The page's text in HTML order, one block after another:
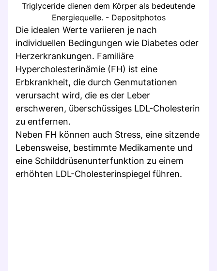
Triglyceride dienen dem Körper als bedeutende
Energiequelle. - Depositphotos
Die idealen Werte variieren je nach
individuellen Bedingungen wie Diabetes oder
Herzerkrankungen. Familiäre
Hypercholesterinämie (FH) ist eine
Erbkrankheit, die durch Genmutationen
verursacht wird, die es der Leber
erschweren, überschüssiges LDL-Cholesterin
zu entfernen.
Neben FH können auch Stress, eine sitzende
Lebensweise, bestimmte Medikamente und
eine Schilddrüsenunterfunktion zu einem
erhöhten LDL-Cholesterinspiegel führen.